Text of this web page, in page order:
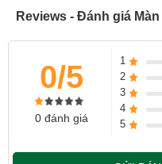
Nguyên nhân màn hình
- Samsung bị vào nước
- Samsung bị va đập
0/5
0 đánh giá
1
2
3
4
5